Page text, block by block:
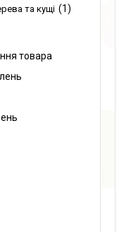
та кущі 1
товара